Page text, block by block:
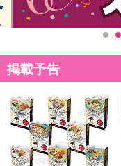
掲載予告